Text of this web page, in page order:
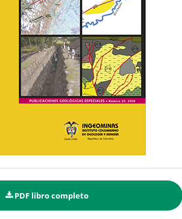
PDF libro completo